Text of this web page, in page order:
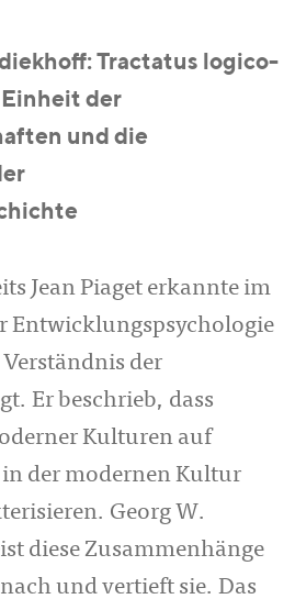
Tractatus logico-
der
und die
Jean Piaget erkannte im
Entwicklungspsychologie
der
Er beschrieb, dass
Kulturen auf
der modernen Kultur
Georg W.
diese Zusammenhänge
und vertieft sie. Das